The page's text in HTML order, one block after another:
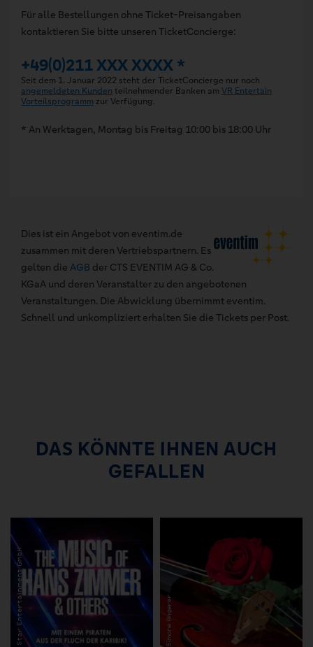
Für alle Bestellungen ohne Ticket-Preisangaben
kontaktieren Sie bitte unseren TicketConcierge:
+49(0)211 XXX XXXX *
Seit dem 1. Januar 2022 steht der TicketConcierge nur noch
angemeldeten Kunden teilnehmender Banken am VR Entertain
Vorteilsprogramm zur Verfügung.
* An Werktagen, Montag bis Freitag 10:00 bis 18:00 Uhr
Dies ist ein Angebot von eventim.de
zusammen mit deren Vertriebspartnern. Es
gelten die AGB der CTS EVENTIM AG & Co.
KGaA und deren Veranstalter zu den angebotenen
Veranstaltungen. Die Abwicklung übernimmt eventim.
Schnell und unkompliziert erhalten Sie die Tickets per Post.
DAS KÖNNTE IHNEN AUCH
GEFALLEN